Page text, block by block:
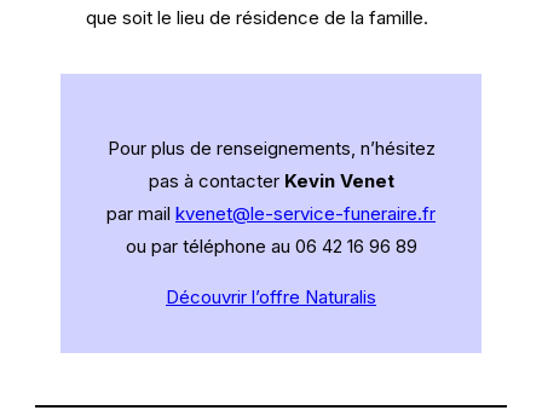
que soit le lieu de résidence de la famille.
Pour plus de renseignements, n’hésitez
pas à contacterKevin Venet
par mail kvenet@le-service-funeraire.fr
ou par téléphone au 06 42 16 96 89
Découvrir l’offre Naturalis